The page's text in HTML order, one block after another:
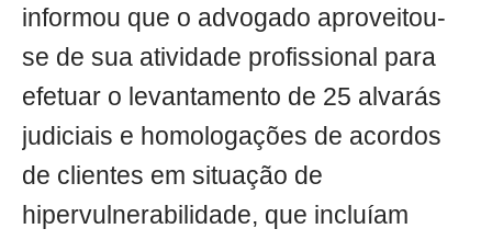
informou que o advogado aproveitou-
se de sua atividade profissional para
efetuar o levantamento de 25 alvarás
judiciais e homologações de acordos
de clientes em situação de
hipervulnerabilidade, que incluíam